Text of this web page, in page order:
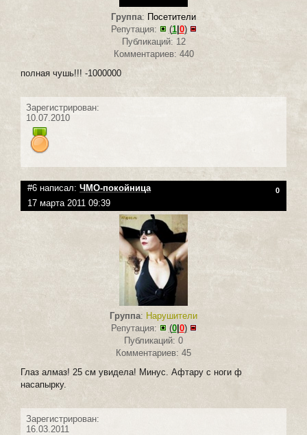
Группа: Посетители
Репутация:
(1|0)
Публикаций: 12
Комментариев: 440
полная чушь!!! -1000000
Зарегистрирован:
10.07.2010
#6 написал: ЧМО-покойница 0
17 марта 2011 09:39
Группа: Нарушители
Репутация:
(0| 0)
Публикаций: 0
Комментариев: 45
Глаз алмаз! 25 см увидела! Минус. Афтару с ноги ф
насапырку.
Зарегистрирован:
16.03.2011